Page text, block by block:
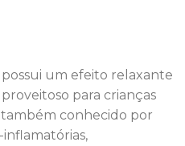
um efeito relaxante
para crianças
conhecido por